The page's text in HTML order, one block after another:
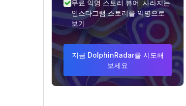
무료 익명 스토리 뷰어: 사라지는
인스타그램 스토리를 익명으로
보기
지금 DolphinRadar를 시도해
보세요